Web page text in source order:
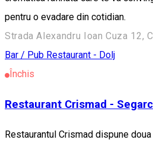
pentru o evadare din cotidian.
Strada Alexandru Ioan Cuza 12,
Bar / Pub Restaurant - Dolj
Închis
Restaurant Crismad -
Restaurantul Crismad dispune